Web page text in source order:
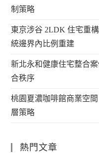
制策略
東京涉谷 2LDK 住宅重
統邊界內比例重建
新北永和健康住宅整合
合秩序
桃園夏濃咖啡館商業空
層策略
熱門文章